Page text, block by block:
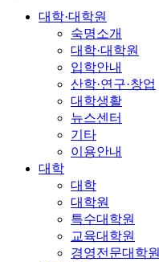
대학·대학원
숙명소개
대학·대학원
입학안내
산학·연구·창업
대학생활
뉴스센터
기타
이용안내
대학
대학
대학원
특수대학원
교육대학원
경영전문대학원